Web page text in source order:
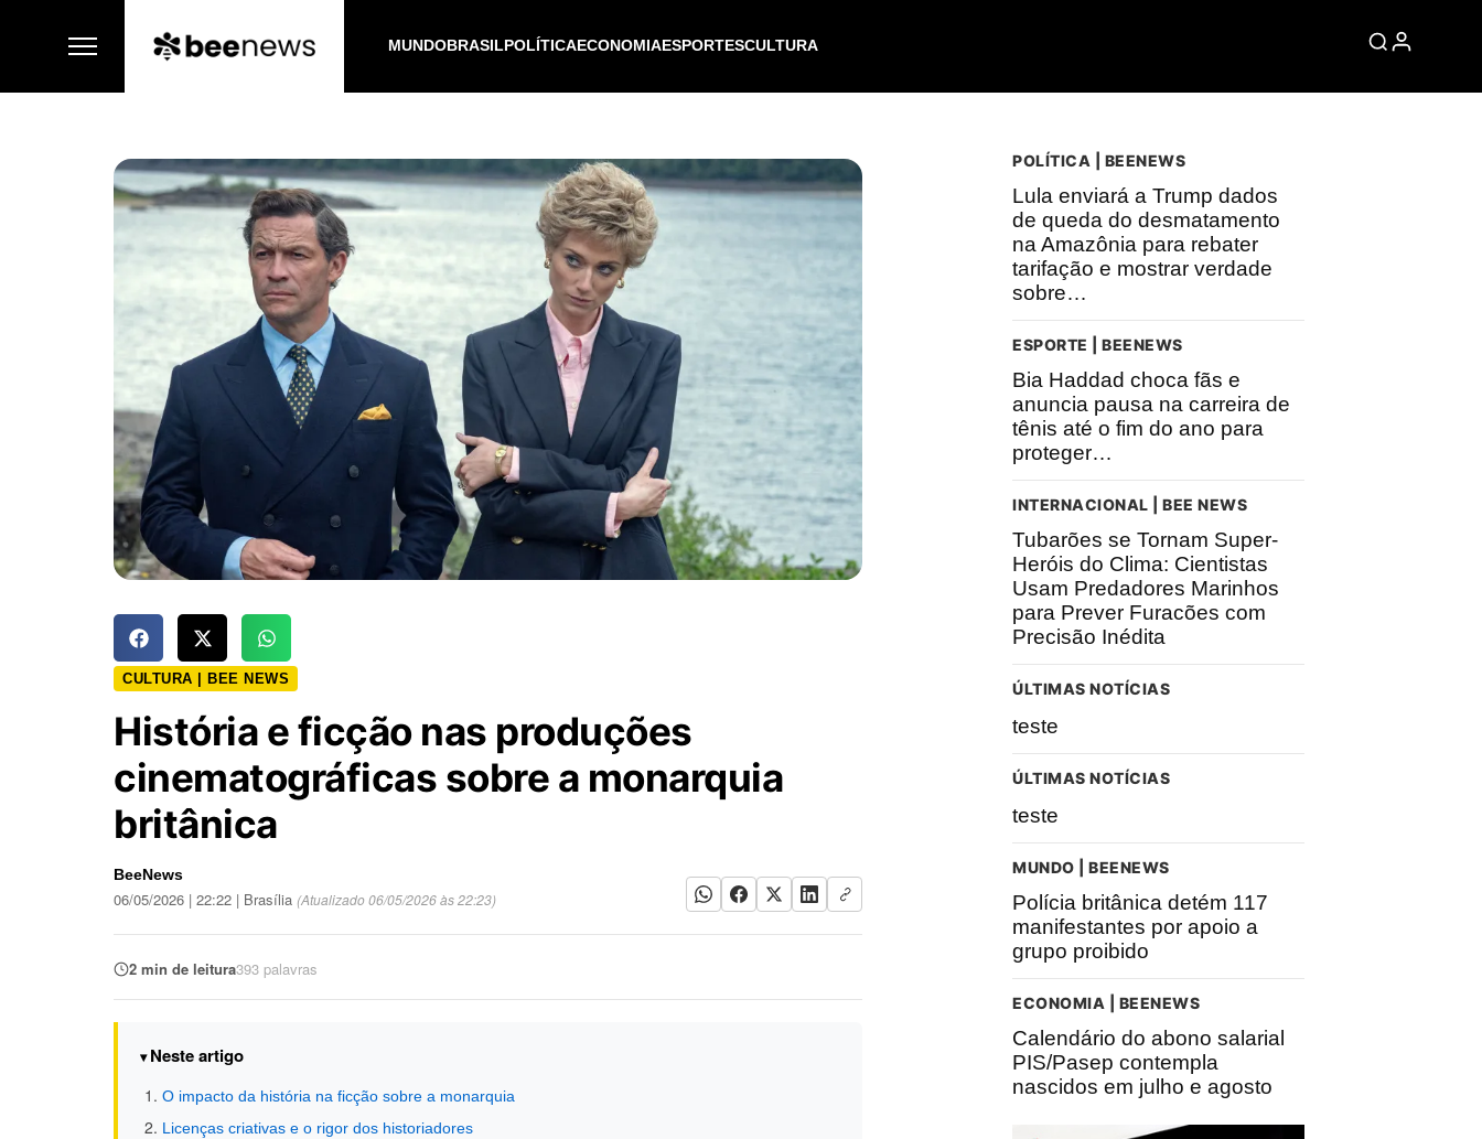
MUNDOBRASILPOLÍTICAECONOMIAESPORTESCULTURA
CULTURA | BEE NEWS
História e ficção nas produções
cinematográficas sobre a monarquia
britânica
BeeNews
06/05/2026 | 22:22 | Brasília (Atualizado 06/05/2026 às 22:23)
2 min de leitura393 palavras
Neste artigo
O impacto da história na ficção sobre a monarquia
Licenças criativas e o rigor dos historiadores
POLÍTICA | BEENEWS
Lula enviará a Trump dados
de queda do desmatamento
na Amazônia para rebater
tarifação e mostrar verdade
sobre…
ESPORTE | BEENEWS
Bia Haddad choca fãs e
anuncia pausa na carreira de
tênis até o fim do ano para
proteger…
INTERNACIONAL | BEE NEWS
Tubarões se Tornam Super-
Heróis do Clima: Cientistas
Usam Predadores Marinhos
para Prever Furacões com
Precisão Inédita
ÚLTIMAS NOTÍCIAS
teste
ÚLTIMAS NOTÍCIAS
teste
MUNDO | BEENEWS
Polícia britânica detém 117
manifestantes por apoio a
grupo proibido
ECONOMIA | BEENEWS
Calendário do abono salarial
PIS/Pasep contempla
nascidos em julho e agosto